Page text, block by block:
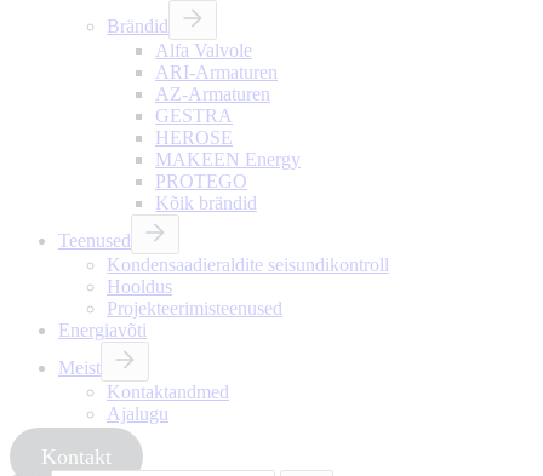
Brändid
Alfa Valvole
ARI-Armaturen
AZ-Armaturen
GESTRA
HEROSE
MAKEEN Energy
PROTEGO
Kõik brändid
Teenused
Kondensaadieraldite seisundikontroll
Hooldus
Projekteerimisteenused
Energiavõti
Meist
Kontaktandmed
Ajalugu
Kontakt